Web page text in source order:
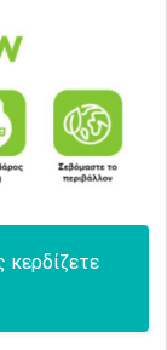
κερδίζετε